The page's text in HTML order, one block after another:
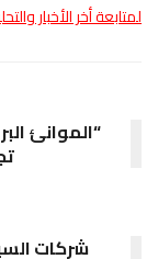
لمتابعة أخر الأخبار
شركات